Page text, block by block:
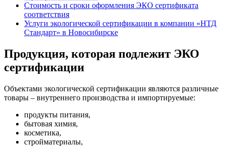
Стоимость и сроки оформления ЭКО сертификата
соответствия
Услуги экологической сертификации в компании «НТД
Стандарт» в Новосибирске
Продукция, которая подлежит ЭКО
сертификации
Объектами экологической сертификации являются различные
товары – внутреннего производства и импортируемые:
продукты питания,
бытовая химия,
косметика,
стройматериалы,